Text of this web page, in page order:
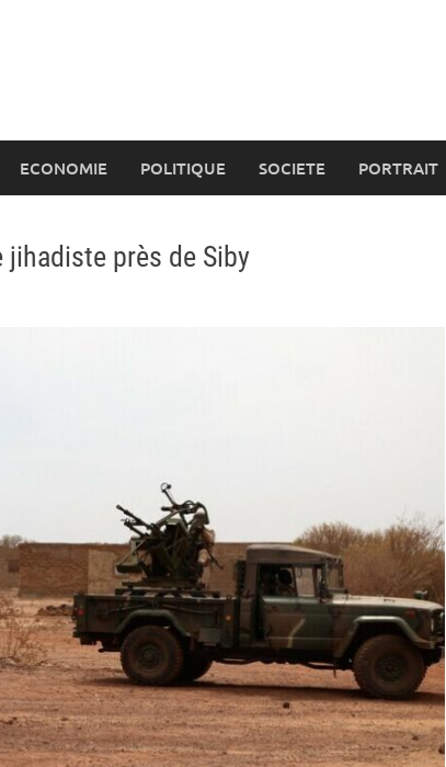
ECONOMIE POLITIQUE SOCIETE PORTRAIT
jihadiste près de Siby